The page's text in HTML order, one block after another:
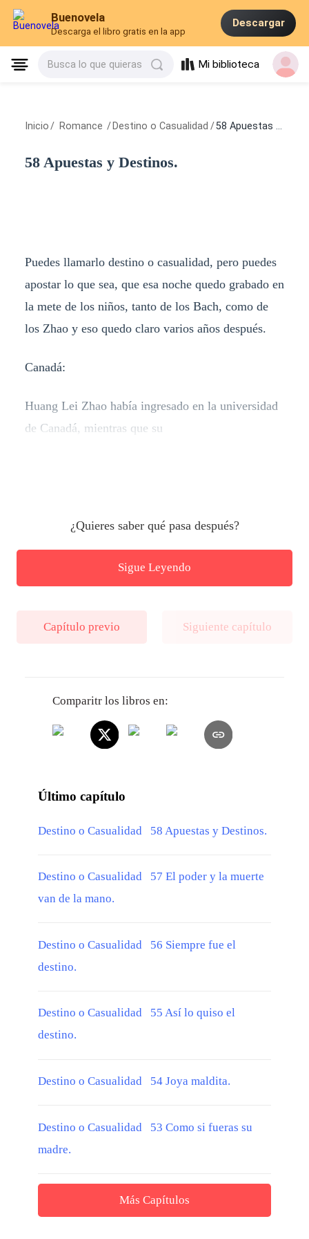
Buenovela
Descarga el libro gratis en la app
Descargar
Busca lo que quieras Mi biblioteca
Inicio / Romance / Destino o Casualidad /58 Apuestas y Destinos.
58 Apuestas y Destinos.
Puedes llamarlo destino o casualidad, pero puedes
apostar lo que sea, que esa noche quedo grabado en
la mete de los niños, tanto de los Bach, como de
los Zhao y eso quedo claro varios años después.
Canadá:
Huang Lei Zhao había ingresado en la universidad
de Canadá, mientras que su
¿Quieres saber qué pasa después?
Sigue Leyendo
Capítulo previo Siguiente capítulo
Comparitr los libros en:
Último capítulo
Destino o Casualidad 58 Apuestas y Destinos.
Destino o Casualidad 57 El poder y la muerte
van de la mano.
Destino o Casualidad 56 Siempre fue el
destino.
Destino o Casualidad 55 Así lo quiso el
destino.
Destino o Casualidad 54 Joya maldita.
Destino o Casualidad 53 Como si fueras su
madre.
Más Capítulos